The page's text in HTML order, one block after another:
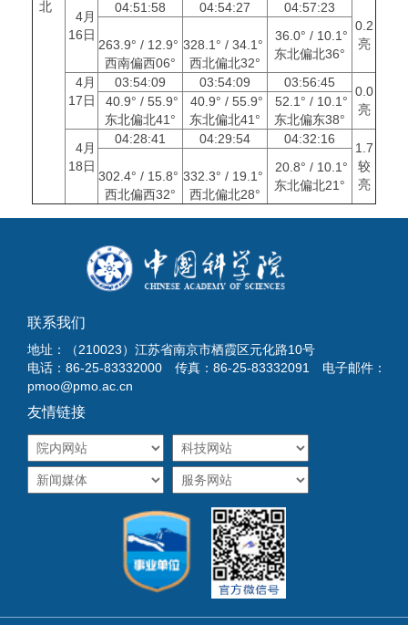
北
4月
16日
04:51:58 04:54:27
04:57:23
0.2
亮
263.9° / 12.9°
西南偏西06°
328.1° / 34.1°
西北偏北32°
36.0° / 10.1°
东北偏北36°
4月
17日
03:54:09 03:54:09 03:56:45
0.0
亮
40.9° / 55.9°
东北偏北41°
40.9° / 55.9°
东北偏北41°
52.1° / 10.1°
东北偏东38°
4月
18日
04:28:41 04:29:54 04:32:16
1.7
较
亮
302.4° / 15.8°
西北偏西32°
332.3° / 19.1°
西北偏北28°
20.8° / 10.1°
东北偏北21°
联系我们
地址：（210023）江苏省南京市栖霞区元化路10号
电话：86-25-83332000 传真：86-25-83332091 电子邮件：
pmoo@pmo.ac.cn
友情链接